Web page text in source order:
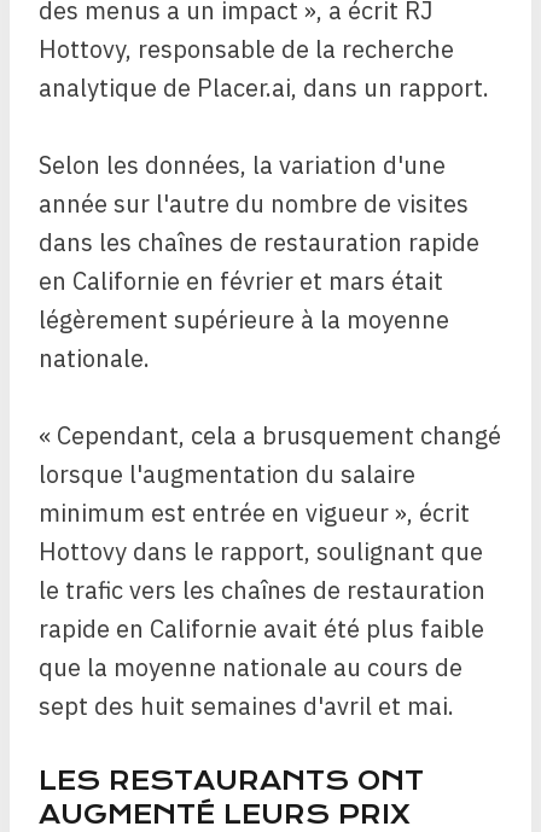
des menus a un impact », a écrit RJ
Hottovy, responsable de la recherche
analytique de Placer.ai, dans un rapport.
Selon les données, la variation d'une
année sur l'autre du nombre de visites
dans les chaînes de restauration rapide
en Californie en février et mars était
légèrement supérieure à la moyenne
nationale.
« Cependant, cela a brusquement changé
lorsque l'augmentation du salaire
minimum est entrée en vigueur », écrit
Hottovy dans le rapport, soulignant que
le trafic vers les chaînes de restauration
rapide en Californie avait été plus faible
que la moyenne nationale au cours de
sept des huit semaines d'avril et mai.
LES RESTAURANTS ONT
AUGMENTÉ LEURS PRIX